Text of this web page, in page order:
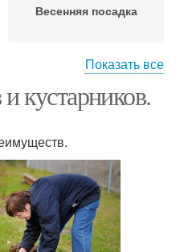
Весенняя посадка
Места для посадки
Осенний посадка
Показать все
кустарников.